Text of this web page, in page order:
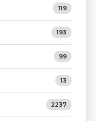
119
193
99
13
2237